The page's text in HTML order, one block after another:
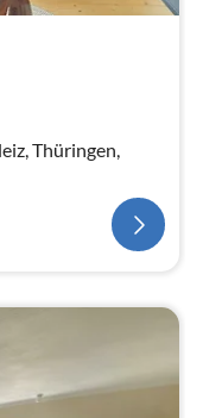
Thüringen,